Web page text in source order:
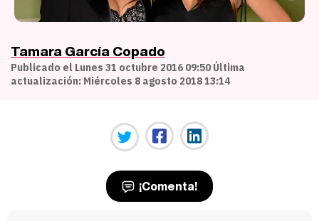
Tamara García Copado
Publicado el Lunes 31 octubre 2016 09:50 Última
actualización: Miércoles 8 agosto 2018 13:14
¡Comenta!